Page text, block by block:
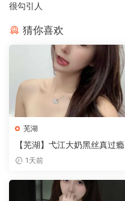
很勾引人
猜你喜欢
芜湖
【芜湖】弋江大奶黑丝真过瘾
1天前